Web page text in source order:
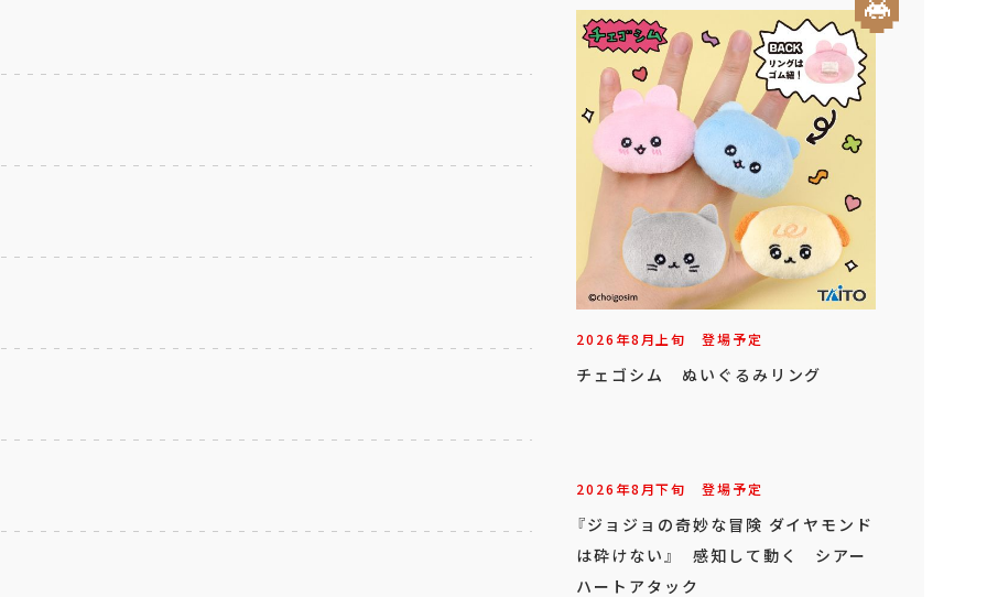
2026年8月上旬 登場予定
チェゴシム ぬいぐるみリング
2026年8月下旬 登場予定
『ジョジョの奇妙な冒険 ダイヤモンド
は砕けない』 感知して動く シアー
ハートアタック